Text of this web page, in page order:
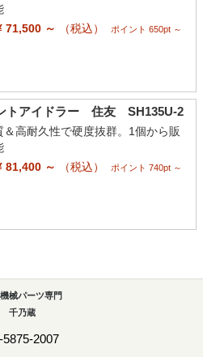
71,500 ～ （税込） ポイント 650pt ～
トアイドラー 住友 SH135U-2
＆高耐久性で硬度抜群。1個から販
81,400 ～ （税込） ポイント 740pt ～
械パーツ専門
千乃蔵
5875-2007